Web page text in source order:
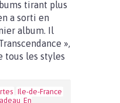
tirant plus
a sorti en
album. Il
»,
tous les styles
Ile-de-France
En